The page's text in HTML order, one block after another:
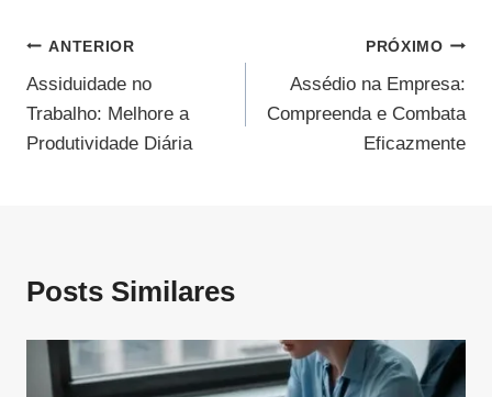
Navegação
De
Post
ANTERIOR
Assiduidade no
Trabalho: Melhore a
Produtividade Diária
PRÓXIMO
Assédio na Empresa:
Compreenda e Combata
Eficazmente
Posts Similares